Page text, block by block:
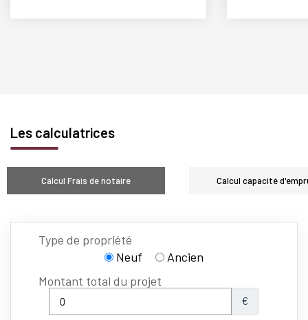
Les calculatrices
Calcul Frais de notaire Calcul capacité